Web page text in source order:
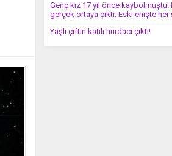
Genç kız 17 yıl önce
gerçek ortaya çıktı: Eski enişte
Yaşlı çiftin katili hurdacı çıktı!